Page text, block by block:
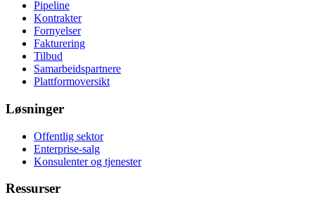
Pipeline
Kontrakter
Fornyelser
Fakturering
Tilbud
Samarbeidspartnere
Plattformoversikt
Løsninger
Offentlig sektor
Enterprise-salg
Konsulenter og tjenester
Ressurser